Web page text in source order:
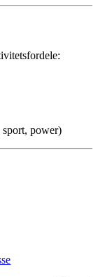
power)